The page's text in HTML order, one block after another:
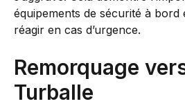
équipements de sécurité à bord
réagir en cas d’urgence.
Remorquage
Turballe